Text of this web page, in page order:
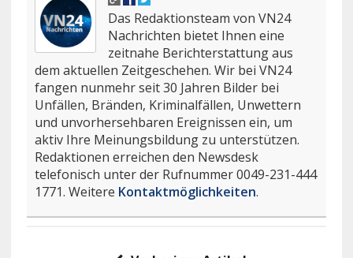
Das Redaktionsteam von VN24
Nachrichten bietet Ihnen eine
zeitnahe Berichterstattung aus
dem aktuellen Zeitgeschehen. Wir bei VN24
fangen nunmehr seit 30 Jahren Bilder bei
Unfällen, Bränden, Kriminalfällen, Unwettern
und unvorhersehbaren Ereignissen ein, um
aktiv Ihre Meinungsbildung zu unterstützen.
Redaktionen erreichen den Newsdesk
telefonisch unter der Rufnummer 0049-231-444
1771. Weitere Kontaktmöglichkeiten.